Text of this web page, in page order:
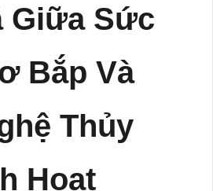
Giữa Sức
Bắp Và
Thủy
Hoạt